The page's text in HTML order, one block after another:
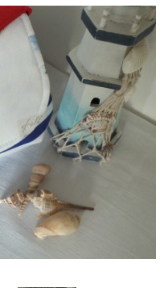
jk-laguna@seznam.cz